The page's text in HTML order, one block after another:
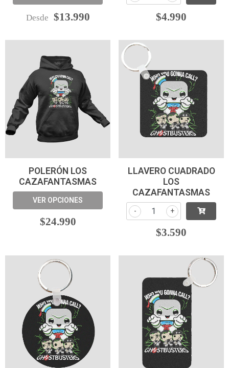
Desde $13.990 $4.990
POLERÓN LOS
CAZAFANTASMAS
VER OPCIONES
$24.990
LLAVERO CUADRADO
LOS
CAZAFANTASMAS
+
-
$3.590